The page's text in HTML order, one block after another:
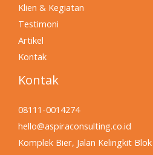
Klien & Kegiatan
Testimoni
Artikel
Kontak
Kontak
08111-0014274
hello@aspiraconsulting.co.id
Komplek Bier, Jalan Kelingkit